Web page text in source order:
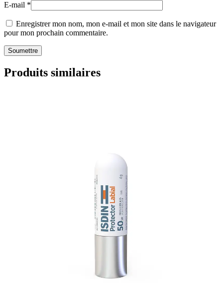
E-mail *
Enregistrer mon nom, mon e-mail et mon site dans le navigateur
pour mon prochain commentaire.
Produits similaires